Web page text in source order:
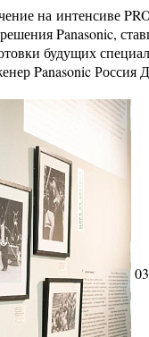
на интенсиве
Panasonic,
будущих
Panasonic Россия